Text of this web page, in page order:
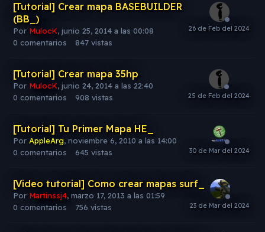
[Tutorial] Crear mapa BASEBUILDER
(BB_)
Por MulocK, junio 25, 2014 a las 00:08
0 comentarios 847 vistas
[Tutorial] Crear mapa 35hp
Por MulocK, junio 24, 2014 a las 22:40
0 comentarios 908 vistas
[Tutorial] Tu Primer Mapa HE_
Por AppleArg, noviembre 6, 2010 a las 14:00
0 comentarios 645 vistas
[Video tutorial] Como crear mapas surf_
Por Martinssj4, marzo 17, 2013 a las 01:59
0 comentarios 756 vistas